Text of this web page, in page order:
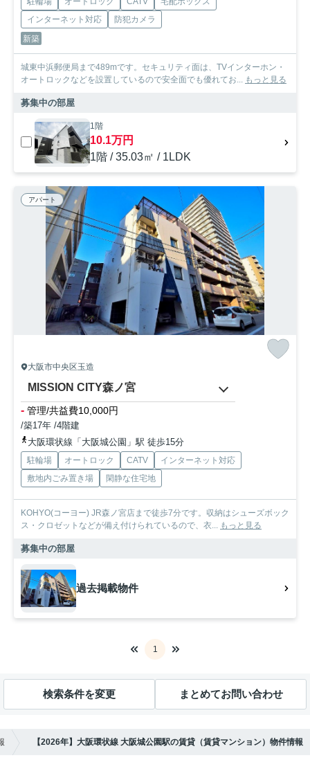
インターネット対応
防犯カメラ
新築
城東中浜郵便局まで489mです。セキュリティ面は、TVインターホン・
オートロックなどを設置しているので安全面でも優れてお... もっと見る
募集中の部屋
1階
10.1万円
1階 / 35.03㎡ / 1LDK
アパート
大阪市中央区玉造
MISSION CITY森ノ宮
- 管理/共益費10,000円
/築17年 /4階建
大阪環状線「大阪城公園」駅 徒歩15分
駐輪場 オートロック CATV
インターネット対応
敷地内ごみ置き場
閑静な住宅地
KOHYO(コーヨー) JR森ノ宮店まで徒歩7分です。収納はシューズボック
ス・クロゼットなどが備え付けられているので、衣... もっと見る
募集中の部屋
過去掲載物件
1
検索条件を変更 まとめてお問い合わせ
【2026年】大阪環状線 大阪城公園駅の賃貸（賃貸マンション）物件情報